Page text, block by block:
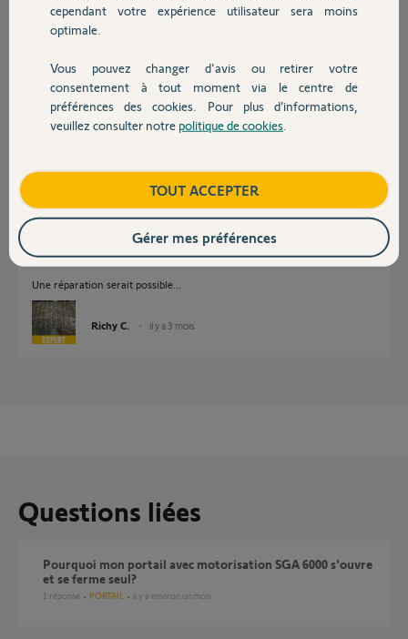
Devis avec un pro
Contact
C'est le boitier en défaut, il faudra le remplacer
https://boutique.somfy.fr/boitier-electronique-bus-sga.html
il y a 3 mois
Regardez la propreté externe et interne du boîtier électronique.
Pareil pour les cellules.
Quel modèle et quel âge du boîtier ?
Une réparation serait possible...
Richy C. il y a 3 mois
Questions liées
pourquoi mon portail avec motorisation SGA 6000 s'ouvre
et se ferme seul?
1 réponse PORTAIL il y a environ un mois
cependant votre expérience utilisateur sera moins
optimale.
Vous pouvez changer d'avis ou retirer votre
consentement à tout moment via le centre de
préférences des cookies. Pour plus d’informations,
veuillez consulter notre politique de cookies
TOUT ACCEPTER
Gérer mes préférences